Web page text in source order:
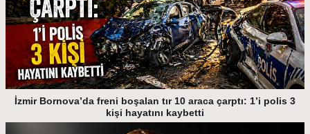
İzmir Bornova’da freni boşalan tır 10 araca çarptı: 1’i polis 3
kişi hayatını kaybetti